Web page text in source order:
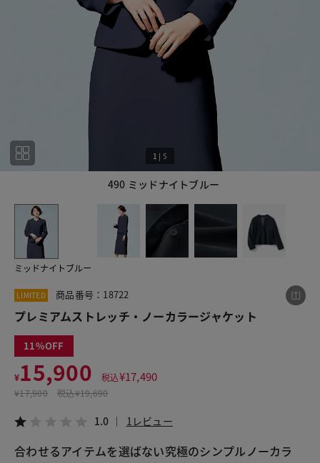
490 ミッドナイトブルー
1 | 5
ミッドナイトブルー
LIMITED 商品番号：18722
プレミアムストレッチ・ノーカラージャケット
11
¥15,900 税込¥17,490
¥17,900 税込¥19,690
1.0 1レビュー
合わせるアイテムを選ばない究極のシンプルノーカラ
この商品をシェアする
¥15,900 税込¥17,490